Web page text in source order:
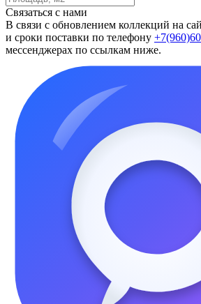
Связаться с нами
В связи с обновлением коллекций на
и сроки поставки по телефону
мессенджерах по ссылкам ниже.